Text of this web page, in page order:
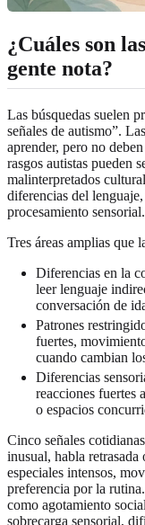
¿Cuáles son
gente nota?
Las búsquedas suelen
señales de autismo”.
aprender, pero no
rasgos autistas pueden
malinterpretados
diferencias del
procesamiento sensorial.
Tres áreas amplias que
Diferencias en la
leer lenguaje
conversación de
Patrones
fuertes,
cuando cambian
Diferencias
reacciones fuertes
o espacios
Cinco señales
inusual, habla retrasada
especiales intensos,
preferencia por la
como agotamiento
sobrecarga sensorial,